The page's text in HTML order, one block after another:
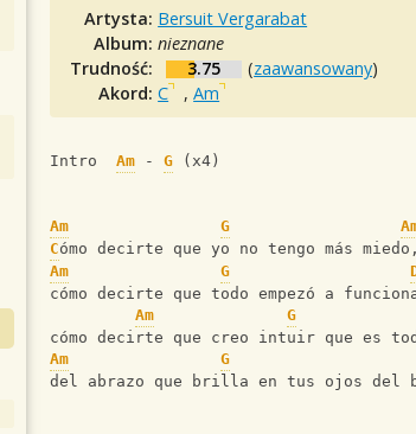
Artysta: Bersuit Vergarabat
Album:nieznane
Trudność:
3.75 (zaawansowany)
Akord:C ,Am
Intro Am - G (x4)
Am G
Cómo decirte que yo no tengo más
Am
G
cómo decirte que todo empezó a
Am
G
cómo decirte que creo intuir que es
Am
G
del abrazo que brilla en tus ojos del